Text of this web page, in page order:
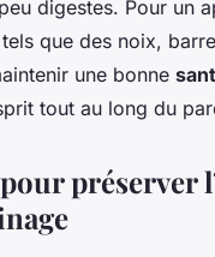
digestes. Pour un
que des noix,
une bonne
tout au long du
préserver